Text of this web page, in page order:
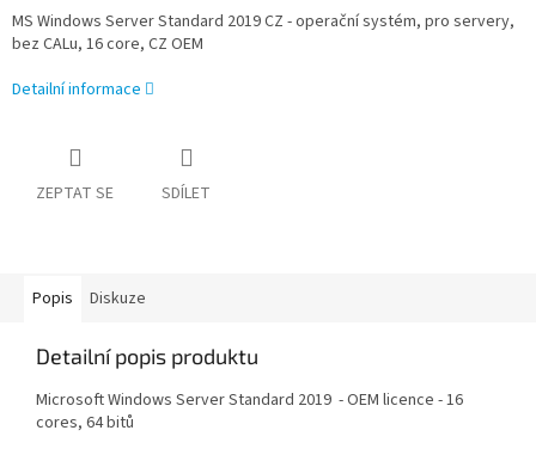
MS Windows Server Standard 2019 CZ - operační systém, pro servery,
bez CALu, 16 core, CZ OEM
Detailní informace
ZEPTAT SE SDÍLET
Popis Diskuze
Detailní popis produktu
Microsoft Windows Server Standard 2019 - OEM licence - 16
cores, 64 bitů